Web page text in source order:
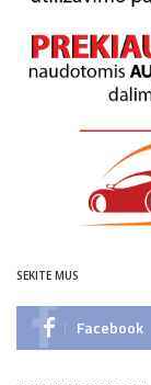
SEKITE MUS
Facebook